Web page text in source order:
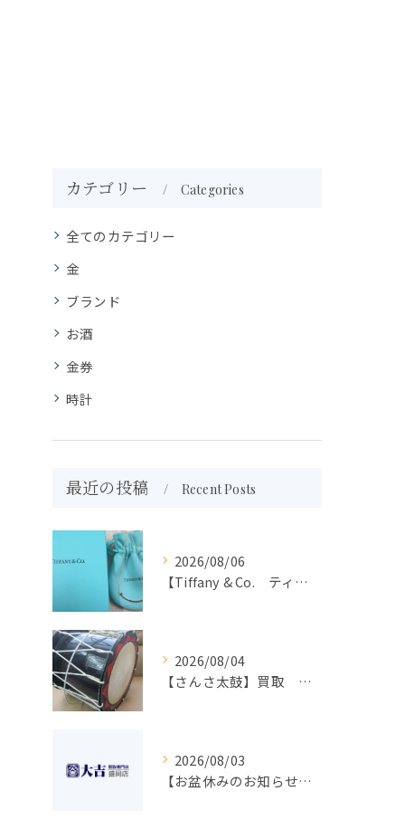
カテゴリー Categories
全てのカテゴリー
金
ブランド
お酒
金券
時計
最近の投稿 Recent Posts
2026/08/06
【Tiffany & Co. ティファニー】買取 大吉盛岡店 アクセサリー買取しました！！
2026/08/04
【さんさ太鼓】買取 大吉盛岡店 楽器 買取します！！
2026/08/03
【お盆休みのお知らせ】買取専門 大吉 盛岡店